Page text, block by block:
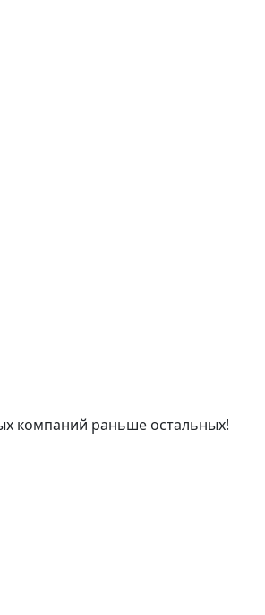
компаний раньше остальных!